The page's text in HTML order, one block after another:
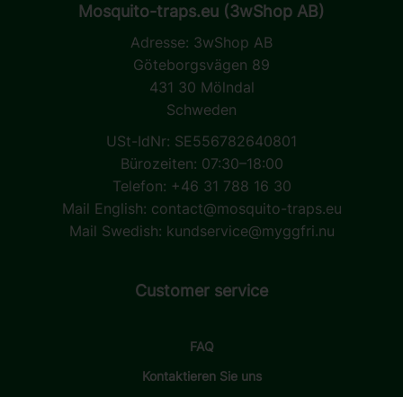
Mosquito-traps.eu (3wShop AB)
Adresse: 3wShop AB
Göteborgsvägen 89
431 30 Mölndal
Schweden
USt-IdNr: SE556782640801
Bürozeiten: 07:30–18:00
Telefon: +46 31 788 16 30
Mail English: contact@mosquito-traps.eu
Mail Swedish: kundservice@myggfri.nu
Customer service
FAQ
Kontaktieren Sie uns